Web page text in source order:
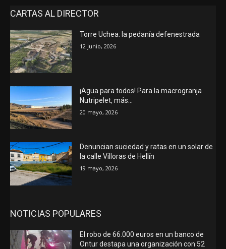
CARTAS AL DIRECTOR
Torre Uchea: la pedanía defenestrada
12 junio, 2026
¡Agua para todos! Para la macrogranja
Nutripelet, más…
20 mayo, 2026
Denuncian suciedad y ratas en un solar de
la calle Villoras de Hellín
19 mayo, 2026
NOTICIAS POPULARES
El robo de 66.000 euros en un banco de
Ontur destapa una organización con 52